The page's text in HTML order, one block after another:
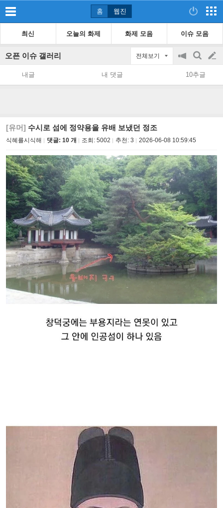
홈 웹진
최신 오늘의 화제 화제 모음 이슈 모음
오픈 이슈 갤러리 전체보기
공
지
on/off
검
색
글
쓰
내글 내 댓글 10추글
[유머] 수시로 섬에 정약용을 유배 보냈던 정조
식혜를시식해 댓글: 10 개 조회: 5002 추천: 3 2026-06-08 10:59:45